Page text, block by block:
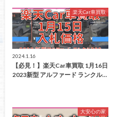
楽天Car車買取
2024.1.16
【必見！】楽天Car車買取 1月16日
2023新型 アルファード ランクル…
大安心の家